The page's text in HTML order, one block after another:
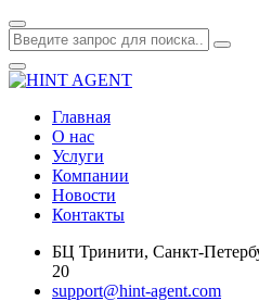
Главная
О нас
Услуги
Компании
Новости
Контакты
БЦ Тринити, Санкт-
20
support@hint-agent.com